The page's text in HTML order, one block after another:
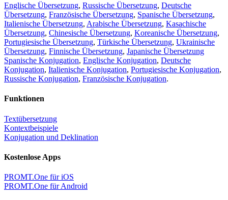
Englische Übersetzung, Russische Übersetzung, Deutsche
Übersetzung, Französische Übersetzung, Spanische Übersetzung,
Italienische Übersetzung, Arabische Übersetzung, Kasachische
Übersetzung, Chinesische Übersetzung, Koreanische Übersetzung,
Portugiesische Übersetzung, Türkische Übersetzung, Ukrainische
Übersetzung, Finnische Übersetzung, Japanische Übersetzung
Spanische Konjugation, Englische Konjugation, Deutsche
Konjugation, Italienische Konjugation, Portugiesische Konjugation,
Russische Konjugation, Französische Konjugation.
Funktionen
Textübersetzung
Kontextbeispiele
Konjugation und Deklination
Kostenlose Apps
PROMT.One für iOS
PROMT.One für Android